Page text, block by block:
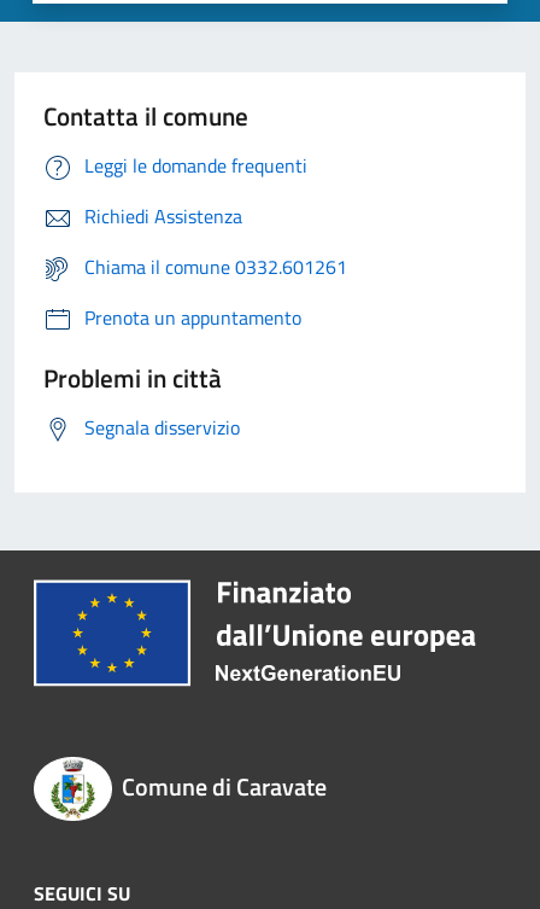
Contatta il comune
Leggi le domande frequenti
Richiedi Assistenza
Chiama il comune 0332.601261
Prenota un appuntamento
Problemi in città
Segnala disservizio
Comune di Caravate
SEGUICI SU